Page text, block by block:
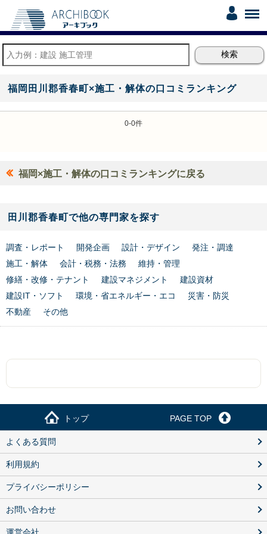
福岡田川郡香春町×施工・解体の口コミランキング
0-0件
福岡×施工・解体の口コミランキングに戻る
田川郡香春町で他の専門家を探す
調査・レポート 開発企画 設計・デザイン
発注・調達
施工・解体
会計・税務・法務
維持・管理
修繕・改修・テナント
建設マネジメント
建設資材
建設IT・ソフト
環境・省エネルギー・エコ
災害・防災
不動産
その他
トップ PAGE TOP
よくある質問
利用規約
プライバシーポリシー
お問い合わせ
運営会社